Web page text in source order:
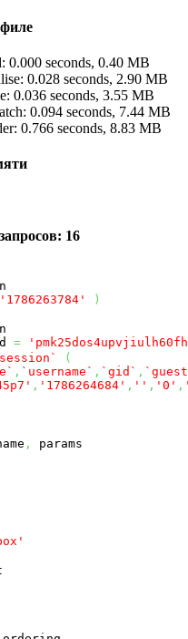
0.000 seconds, 0.40 MB
0.028 seconds, 2.90 MB
0.036 seconds, 3.55 MB
0.094 seconds, 7.44 MB
0.766 seconds, 8.83 MB
16
'1786263784'
)
=
(
, `username` , `gid` ,
, '1786264684' , '' , '0' ,
,
params